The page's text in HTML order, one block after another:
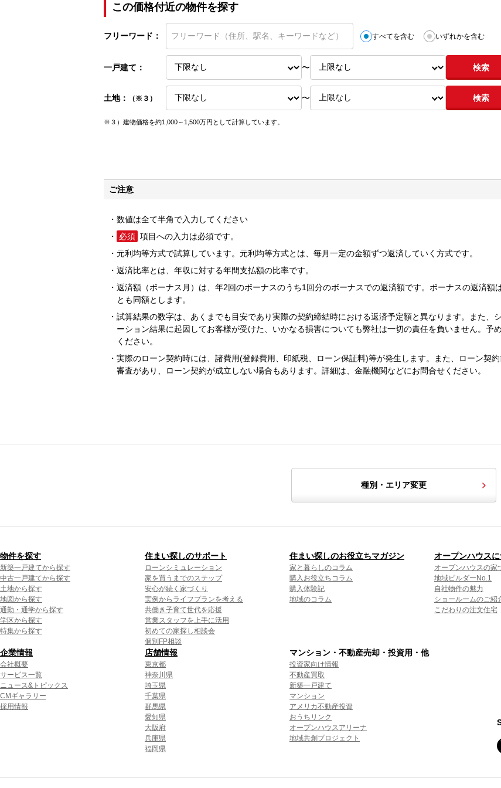
この価格付近の物件を探す
フリーワード： すべてを含む いずれかを含む
一戸建て： 〜 検索
土地： （※３） 〜 検索
※３）建物価格を約1,000～1,500万円として計算しています。
ご注意
数値は全て半角で入力してください
必須 項目への入力は必須です。
元利均等方式で試算しています。元利均等方式とは、毎月一定の金額ずつ返済していく方式です。
返済比率とは、年収に対する年間支払額の比率です。
返済額（ボーナス月）は、年2回のボーナスのうち1回分のボーナスでの返済額です。ボーナスの返済額
とも同額とします。
試算結果の数字は、あくまでも目安であり実際の契約締結時における返済予定額と異なります。また、
ーション結果に起因してお客様が受けた、いかなる損害についても弊社は一切の責任を負いません。予
ください。
実際のローン契約時には、諸費用(登録費用、印紙税、ローン保証料)等が発生します。また、ローン契
審査があり、ローン契約が成立しない場合もあります。詳細は、金融機関などにお問合せください。
種別・エリア変更
物件を探す
新築一戸建てから探す
中古一戸建てから探す
土地から探す
地図から探す
通勤・通学から探す
学区から探す
特集から探す
住まい探しのサポート
ローンシミュレーション
家を買うまでのステップ
安心が続く家づくり
実例からライフプランを考える
共働き子育て世代を応援
営業スタッフを上手に活用
初めての家探し相談会
個別FP相談
住まい探しのお役立ちマガジン
家と暮らしのコラム
購入お役立ちコラム
購入体験記
地域のコラム
オープンハウス
オープンハウスの家
地域ビルダーNo.1
自社物件の魅力
ショールームのご紹
こだわりの注文住宅
企業情報
会社概要
サービス一覧
ニュース&トピックス
CMギャラリー
採用情報
店舗情報
東京都
神奈川県
埼玉県
千葉県
群馬県
愛知県
大阪府
兵庫県
福岡県
マンション・不動産売却・投資用・他
投資家向け情報
不動産買取
新築一戸建て
マンション
アメリカ不動産投資
おうちリンク
オープンハウスアリーナ
地域共創プロジェクト